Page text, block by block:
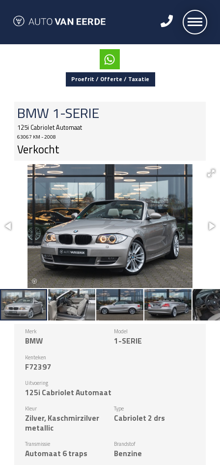
Proefrit / Offerte / Taxatie
BMW 1-SERIE
125i Cabriolet Automaat
63067 KM - 2008
Verkocht
Merk
BMW
Model
1-SERIE
Kenteken
F72397
Uitvoering
125i Cabriolet Automaat
Kleur
Zilver, Kaschmirzilver
metallic
Type
Cabriolet 2 drs
Transmissie
Automaat 6 traps
Brandstof
Benzine